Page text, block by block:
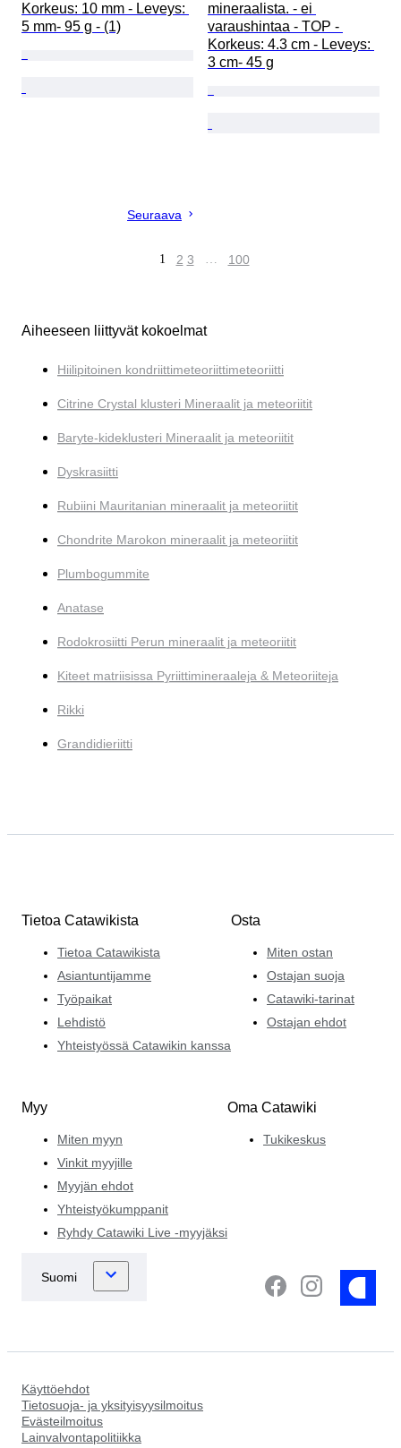
Korkeus: 10 mm - Leveys:
5 mm- 95 g - (1)
mineraalista. - ei
varaushintaa - TOP -
Korkeus: 4.3 cm - Leveys:
3 cm- 45 g
Seuraava
1 2 3 … 100
Aiheeseen liittyvät kokoelmat
Hiilipitoinen kondriittimeteoriittimeteoriitti
Citrine Crystal klusteri Mineraalit ja meteoriitit
Baryte-kideklusteri Mineraalit ja meteoriitit
Dyskrasiitti
Rubiini Mauritanian mineraalit ja meteoriitit
Chondrite Marokon mineraalit ja meteoriitit
Plumbogummite
Anatase
Rodokrosiitti Perun mineraalit ja meteoriitit
Kiteet matriisissa Pyriittimineraaleja & Meteoriiteja
Rikki
Grandidieriitti
Tietoa Catawikista
Tietoa Catawikista
Asiantuntijamme
Työpaikat
Lehdistö
Yhteistyössä Catawikin kanssa
Osta
Miten ostan
Ostajan suoja
Catawiki-tarinat
Ostajan ehdot
Myy
Miten myyn
Vinkit myyjille
Myyjän ehdot
Yhteistyökumppanit
Ryhdy Catawiki Live -myyjäksi
Oma Catawiki
Tukikeskus
Käyttöehdot
Tietosuoja- ja yksityisyysilmoitus
Evästeilmoitus
Lainvalvontapolitiikka